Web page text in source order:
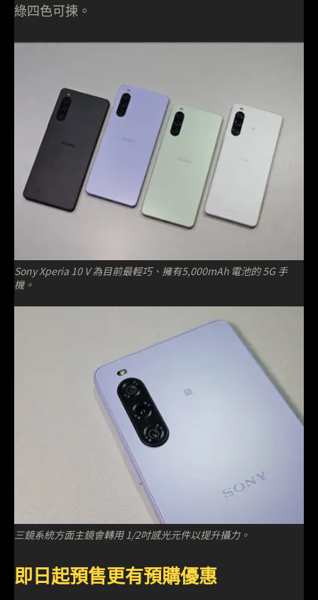
綠四色可揀。
Sony Xperia 10 V 為目前最輕巧、擁有5,000mAh 電池的 5G 手
機。
三鏡系統方面主鏡會轉用 1/2吋感光元件以提升攝力。
即日起預售更有預購優惠